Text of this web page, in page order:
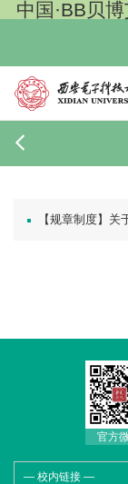
中国·BB贝
【规章制度】关于印发
官方
— 校内链接 —